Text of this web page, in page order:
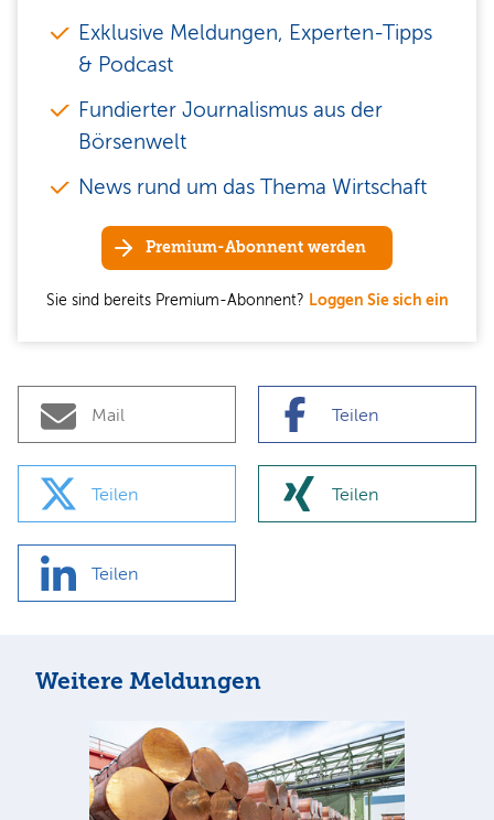
Exklusive Meldungen, Experten-Tipps
& Podcast
Fundierter Journalismus aus der
Börsenwelt
News rund um das Thema Wirtschaft
Premium-Abonnent werden
Sie sind bereits Premium-Abonnent? Loggen Sie sich ein
Mail Teilen
Teilen Teilen
Teilen
Weitere Meldungen